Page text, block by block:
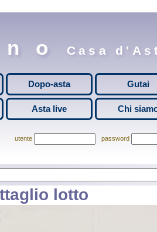
Casa
Dopo-asta Gutai
Asta live Chi
utente password
lotto